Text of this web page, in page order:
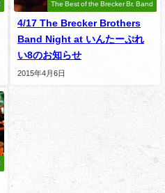
The Best of the Brecker Br. Band
4/17 The Brecker Brothers
Band Night at いんたーぷれ
い8のお知らせ
2015年4月6日